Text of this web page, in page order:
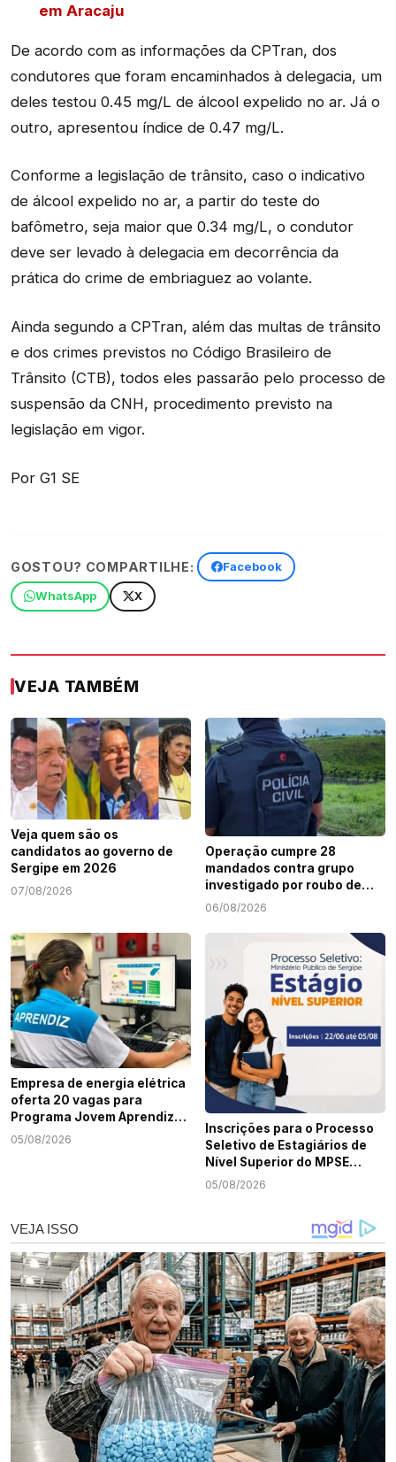
em Aracaju
De acordo com as informações da CPTran, dos
condutores que foram encaminhados à delegacia, um
deles testou 0.45 mg/L de álcool expelido no ar. Já o
outro, apresentou índice de 0.47 mg/L.
Conforme a legislação de trânsito, caso o indicativo
de álcool expelido no ar, a partir do teste do
bafômetro, seja maior que 0.34 mg/L, o condutor
deve ser levado à delegacia em decorrência da
prática do crime de embriaguez ao volante.
Ainda segundo a CPTran, além das multas de trânsito
e dos crimes previstos no Código Brasileiro de
Trânsito (CTB), todos eles passarão pelo processo de
suspensão da CNH, procedimento previsto na
legislação em vigor.
Por G1 SE
GOSTOU? COMPARTILHE: Facebook
WhatsApp X
VEJA TAMBÉM
Veja quem são os
candidatos ao governo de
Sergipe em 2026
07/08/2026
Operação cumpre 28
mandados contra grupo
investigado por roubo de
cargas e tráfico de drogas
06/08/2026
Empresa de energia elétrica
oferta 20 vagas para
Programa Jovem Aprendiz
em Sergipe
05/08/2026
Inscrições para o Processo
Seletivo de Estagiários de
Nível Superior do MPSE
terminam nesta quarta-
05/08/2026